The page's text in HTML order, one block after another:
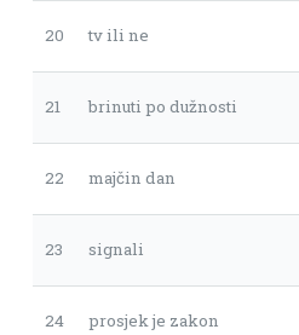
20 tv ili ne
21 brinuti po dužnosti
22 majčin dan
23 signali
24 prosjek je zakon